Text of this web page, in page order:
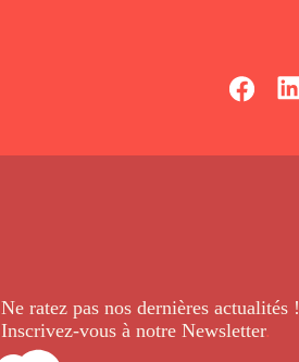
Ne ratez pas nos dernièresactualités !
Inscrivez-vous à notre Newsletter.